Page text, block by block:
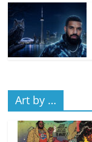
Art by …